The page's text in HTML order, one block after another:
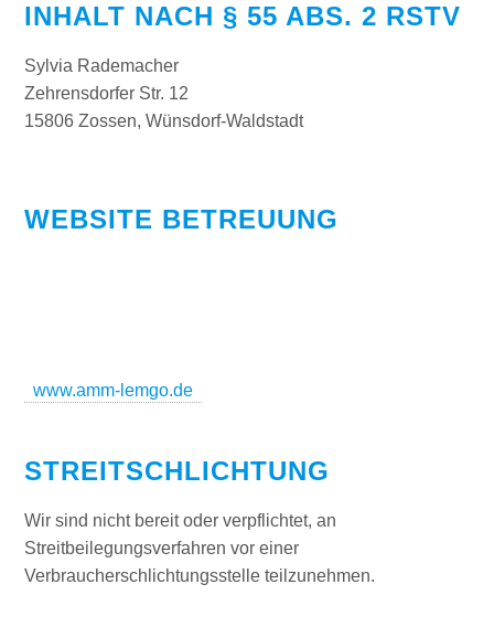
INHALT NACH § 55 ABS. 2 RSTV
Sylvia Rademacher
Zehrensdorfer Str. 12
15806 Zossen, Wünsdorf-Waldstadt
WEBSITE BETREUUNG
www.amm-lemgo.de
STREITSCHLICHTUNG
Wir sind nicht bereit oder verpflichtet, an
Streitbeilegungsverfahren vor einer
Verbraucherschlichtungsstelle teilzunehmen.